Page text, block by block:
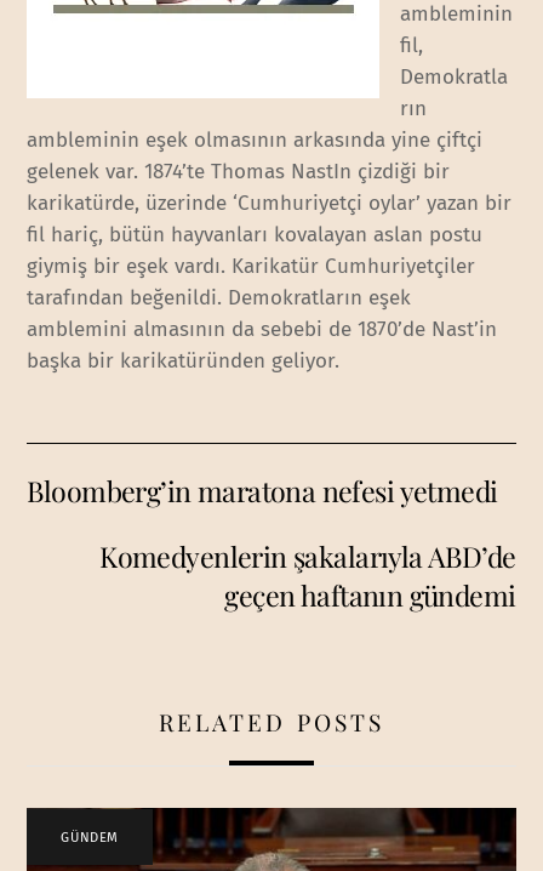
ambleminin
fil,
Demokratla
rın
ambleminin eşek olmasının arkasında yine çiftçi
gelenek var. 1874’te Thomas NastIn çizdiği bir
karikatürde, üzerinde ‘Cumhuriyetçi oylar’ yazan bir
fil hariç, bütün hayvanları kovalayan aslan postu
giymiş bir eşek vardı. Karikatür Cumhuriyetçiler
tarafından beğenildi. Demokratların eşek
amblemini almasının da sebebi de 1870’de Nast’in
başka bir karikatüründen geliyor.
Bloomberg’in maratona nefesi yetmedi
Komedyenlerin şakalarıyla ABD’de
geçen haftanın gündemi
RELATED POSTS
GÜNDEM